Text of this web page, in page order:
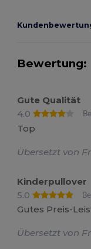
Bewertung:
Gute Qualität
4.0
Top
Übersetzt von
Kinderpullover
5.0
Gutes Preis-
Übersetzt von